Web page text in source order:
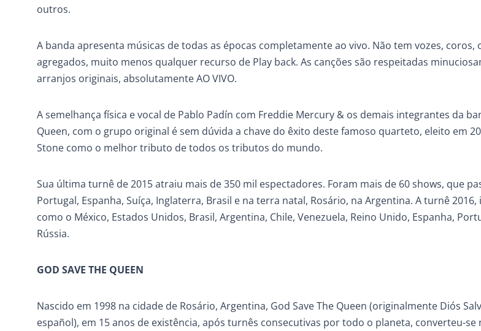
outros.
A banda apresenta músicas de todas as épocas completamente ao vivo. Não tem vozes,
agregados, muito menos qualquer recurso de Play back. As canções são respeitadas
arranjos originais, absolutamente AO VIVO.
A semelhança física e vocal de Pablo Padín com Freddie Mercury & os demais integrantes da
Queen, com o grupo original é sem dúvida a chave do êxito deste famoso quarteto, eleito em
Stone como o melhor tributo de todos os tributos do mundo.
Sua última turnê de 2015 atraiu mais de 350 mil espectadores. Foram mais de 60 shows, que
Portugal, Espanha, Suíça, Inglaterra, Brasil e na terra natal, Rosário, na Argentina. A turnê
como o México, Estados Unidos, Brasil, Argentina, Chile, Venezuela, Reino Unido, Espanha,
Rússia.
GOD SAVE THE QUEEN
Nascido em 1998 na cidade de Rosário, Argentina, God Save The Queen (originalmente Diós
español), em 15 anos de existência, após turnês consecutivas por todo o planeta, converteu-se